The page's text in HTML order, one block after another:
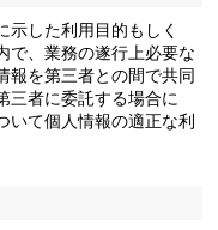
示した利用目的もしく
で、業務の遂行上必要な
報を第三者との間で共同
三者に委託する場合に
いて個人情報の適正な利